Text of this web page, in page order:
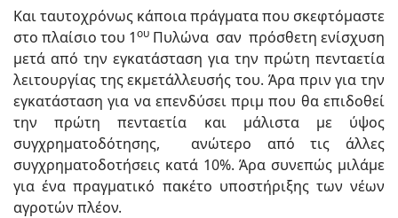
Και ταυτοχρόνως κάποια πράγματα που σκεφτόμαστε
στο πλαίσιο του 1ου Πυλώνα σαν πρόσθετη ενίσχυση
μετά από την εγκατάσταση για την πρώτη πενταετία
λειτουργίας της εκμετάλλευσής του. Άρα πριν για την
εγκατάσταση για να επενδύσει πριμ που θα επιδοθεί
την πρώτη πενταετία και μάλιστα με ύψος
συγχρηματοδότησης, ανώτερο από τις άλλες
συγχρηματοδοτήσεις κατά 10%. Άρα συνεπώς μιλάμε
για ένα πραγματικό πακέτο υποστήριξης των νέων
αγροτών πλέον.